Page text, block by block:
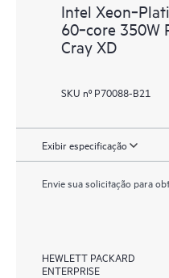
Intel
60‑core 350W
Cray XD
SKU nº P70088-B21
Exibir especificação
Envie sua solicitação para
HEWLETT PACKARD
ENTERPRISE